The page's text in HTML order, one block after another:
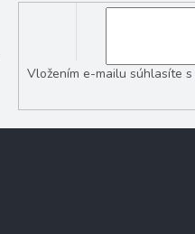
Vložením e-mailu súhlasíte s